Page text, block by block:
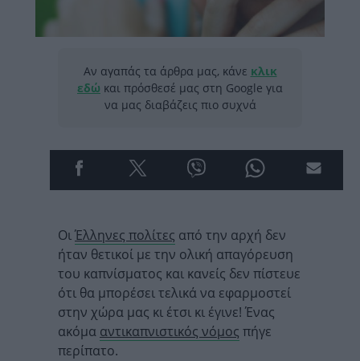
Αν αγαπάς τα άρθρα μας, κάνε κλικ
εδώ και πρόσθεσέ μας στη Google για
να μας διαβάζεις πιο συχνά
ΟιΈλληνες πολίτες από την αρχή δεν
ήταν θετικοί με την ολική απαγόρευση
του καπνίσματος και κανείς δεν πίστευε
ότι θα μπορέσει τελικά να εφαρμοστεί
στην χώρα μας κι έτσι κι έγινε! Ένας
ακόμα αντικαπνιστικός νόμος πήγε
περίπατο.